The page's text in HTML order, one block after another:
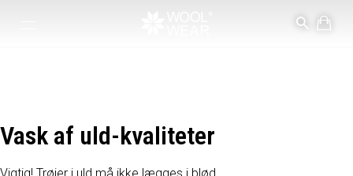
Vask af uld-kvaliteter